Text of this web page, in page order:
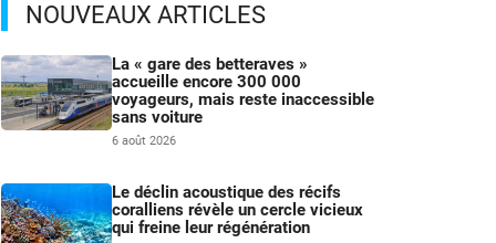
NOUVEAUX ARTICLES
La « gare des betteraves »
accueille encore 300 000
voyageurs, mais reste inaccessible
sans voiture
6 août 2026
Le déclin acoustique des récifs
coralliens révèle un cercle vicieux
qui freine leur régénération